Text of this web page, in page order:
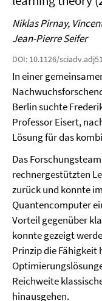
Niklas Pirnay,
Jean-Pierre Seifer
DOI: 10.1126/
In einer
Berlin suchte
Professor Eisert,
Lösung für das
Das
rechnergestützten
zurück und konnte
Quantencomputer
Vorteil gegenüber
konnte gezeigt
Prinzip die
Reichweite
hinausgehen.